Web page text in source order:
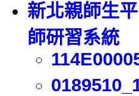
新北親師生
師研習系統